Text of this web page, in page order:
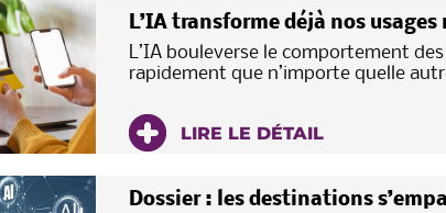
L’IA transforme déjà nos usages
L’IA bouleverse le comportement
rapidement que n’importe quelle
LIRE LE DÉTAIL
Dossier : les destinations